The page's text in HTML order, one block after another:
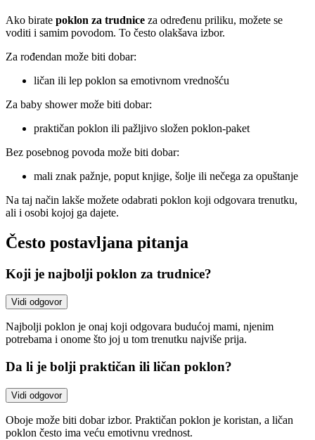
Ako birate poklon za trudnice za određenu priliku, možete se
voditi i samim povodom. To često olakšava izbor.
Za rođendan može biti dobar:
ličan ili lep poklon sa emotivnom vrednošću
Za baby shower može biti dobar:
praktičan poklon ili pažljivo složen poklon-paket
Bez posebnog povoda može biti dobar:
mali znak pažnje, poput knjige, šolje ili nečega za opuštanje
Na taj način lakše možete odabrati poklon koji odgovara trenutku,
ali i osobi kojoj ga dajete.
Često postavljana pitanja
Koji je najbolji poklon za trudnice?
Vidi odgovor
Najbolji poklon je onaj koji odgovara budućoj mami, njenim
potrebama i onome što joj u tom trenutku najviše prija.
Da li je bolji praktičan ili ličan poklon?
Vidi odgovor
Oboje može biti dobar izbor. Praktičan poklon je koristan, a ličan
poklon često ima veću emotivnu vrednost.